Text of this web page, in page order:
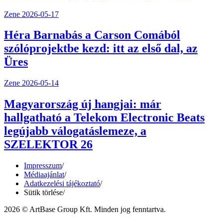
Zene 2026-05-17
Héra Barnabás a Carson Comából
szólóprojektbe kezd: itt az első dal, az
Üres
Zene 2026-05-14
Magyarország új hangjai: már
hallgatható a Telekom Electronic Beats
legújabb válogatáslemeze, a
SZELEKTOR 26
Impresszum/
Médiaajánlat/
Adatkezelési tájékoztató/
Sütik törlése/
2026 © ArtBase Group Kft. Minden jog fenntartva.